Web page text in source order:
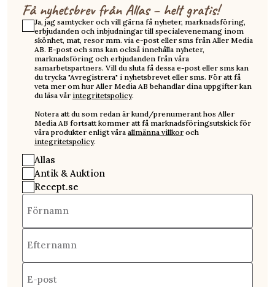
Få nyhetsbrev från Allas – helt gratis!
Ja, jag samtycker och vill gärna få nyheter, marknadsföring,
erbjudanden och inbjudningar till specialevenemang inom
skönhet, mat, resor mm. via e-post eller sms från Aller Media
AB. E-post och sms kan också innehålla nyheter,
marknadsföring och erbjudanden från våra
samarbetspartners. Vill du sluta få dessa e-post eller sms kan
du trycka "Avregistrera" i nyhetsbrevet eller sms. För att få
veta mer om hur Aller Media AB behandlar dina uppgifter kan
du läsa vår integritetspolicy.
Notera att du som redan är kund/prenumerant hos Aller
Media AB fortsatt kommer att få marknadsföringsutskick för
våra produkter enligt våra allmänna villkor och
integritetspolicy.
Allas
Antik & Auktion
Recept.se
Förnamn
Efternamn
E-post